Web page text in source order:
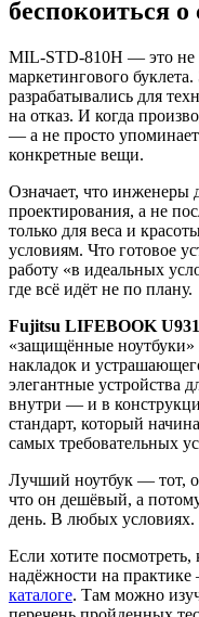
беспокоиться о
MIL-STD-810H — это не
маркетингового
разрабатывались для
на отказ. И когда
— а не просто
конкретные вещи.
Означает, что инженеры
проектирования, а не
только для веса и
условиям. Что готовое
работу «в идеальных
где всё идёт не по плану.
Fujitsu LIFEBOOK
«защищённые
накладок и
элегантные устройства
внутри — и в
стандарт, который
самых требовательных
Лучший ноутбук — тот,
что он дешёвый, а
день. В любых условиях.
Если хотите посмотреть,
надёжности на
каталоге. Там можно